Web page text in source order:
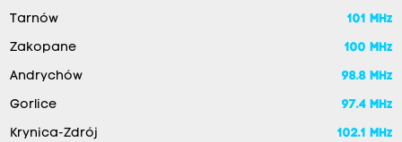
Tarnów 101 MHz
Zakopane 100 MHz
Andrychów 98.8 MHz
Gorlice 97.4 MHz
Krynica-Zdrój 102.1 MHz